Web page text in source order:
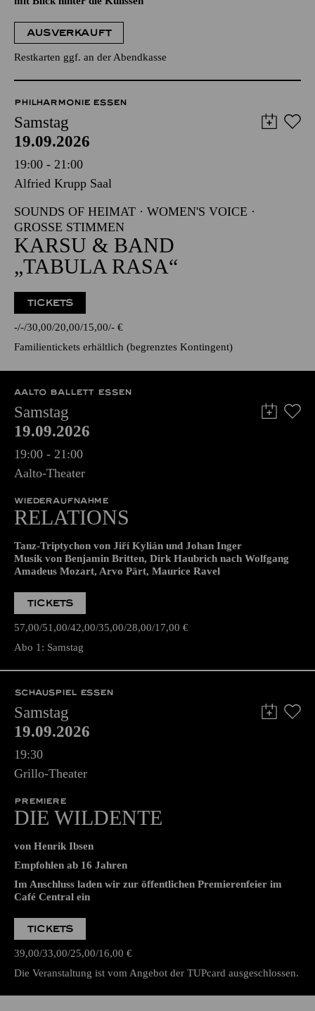
AUSVERKAUFT
Restkarten ggf. an der Abendkasse
PHILHARMONIE ESSEN
Samstag
19.09.2026
19:00 - 21:00
Alfried Krupp Saal
SOUNDS OF HEIMAT · WOMEN'S VOICE ·
GROSSE STIMMEN
KARSU & BAND
„TABULA RASA“
TICKETS
- - 30,00 20,00 15,00 - €
Familientickets erhältlich (begrenztes Kontingent)
AALTO BALLETT ESSEN
Samstag
19.09.2026
19:00 - 21:00
Aalto-Theater
WIEDERAUFNAHME
RELATIONS
Tanz-Triptychon von Jiří Kylián und Johan Inger
Musik von Benjamin Britten, Dirk Haubrich nach Wolfgang
Amadeus Mozart, Arvo Pärt, Maurice Ravel
TICKETS
57,00 51,00 42,00 35,00 28,00 17,00 €
Abo 1: Samstag
SCHAUSPIEL ESSEN
Samstag
19.09.2026
19:30
Grillo-Theater
PREMIERE
DIE WILDENTE
von Henrik Ibsen
Empfohlen ab 16 Jahren
Im Anschluss laden wir zur öffentlichen Premierenfeier im
Café Central ein
TICKETS
39,00 33,00 25,00 16,00 €
Die Veranstaltung ist vom Angebot der TUPcard ausgeschlossen.